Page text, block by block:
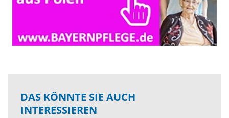
DAS KÖNNTE SIE AUCH
INTERESSIEREN